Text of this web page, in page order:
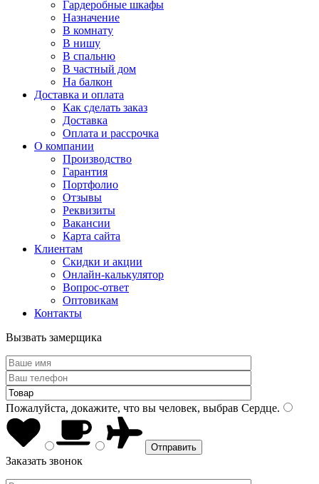
Гардеробные шкафы
Назначение
В комнату
В нишу
В спальню
В частный дом
На балкон
Доставка и оплата
Как сделать заказ
Доставка
Оплата и рассрочка
О компании
Производство
Гарантия
Портфолио
Отзывы
Реквизиты
Вакансии
Карта сайта
Клиентам
Скидки и акции
Онлайн-калькулятор
Вопрос-ответ
Оптовикам
Контакты
Вызвать замерщика
Пожалуйста, докажите, что вы человек, выбрав Сердце.
Заказать звонок